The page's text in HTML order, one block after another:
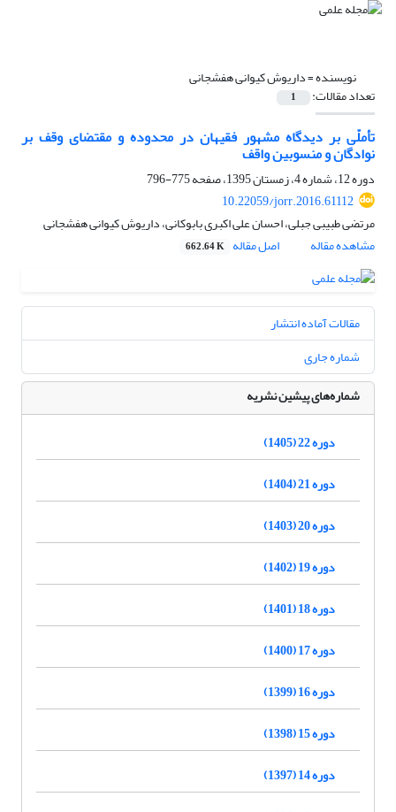
نویسنده =داریوش کیوانی هفشجانی
تعداد مقالات: 1
تأملّی بر دیدگاه مشهور فقیهان در محدوده و مقتضای وقف بر
نوادگان و منسوبین واقف
دوره 12، شماره 4، زمستان 1395، صفحه
775-796
10.22059/jorr.2016.61112
مرتضی طبیبی جبلی، احسان علی اکبری بابوکانی، داریوش کیوانی هفشجانی
مشاهده مقاله
اصل مقاله 662.64 K
مقالات آماده انتشار
شماره جاری
شماره‌های پیشین نشریه
دوره 22 (1405)
دوره 21 (1404)
دوره 20 (1403)
دوره 19 (1402)
دوره 18 (1401)
دوره 17 (1400)
دوره 16 (1399)
دوره 15 (1398)
دوره 14 (1397)